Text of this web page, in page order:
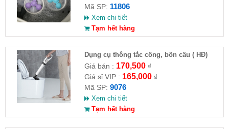
Mã SP: 11806
Xem chi tiết
Tạm hết hàng
Dụng cụ thông tắc cống, bồn cầu ( HĐ)
Giá bán : 170,500₫
Giá sỉ VIP : 165,000₫
Mã SP: 9076
Xem chi tiết
Tạm hết hàng